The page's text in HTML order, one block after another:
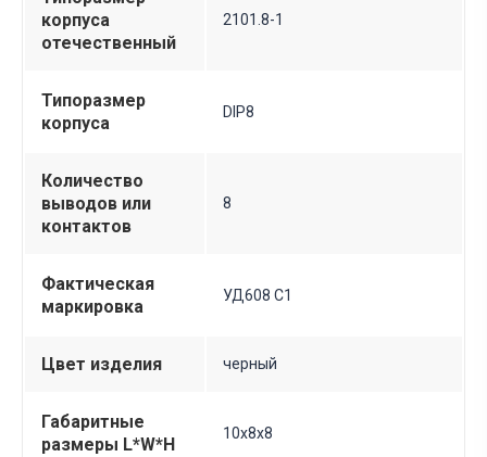
корпуса
отечественный
2101.8-1
Типоразмер
корпуса
DIP8
Количество
выводов или
контактов
8
Фактическая
маркировка
УД608 С1
Цвет изделия черный
Габаритные
размеры L*W*H
10х8х8